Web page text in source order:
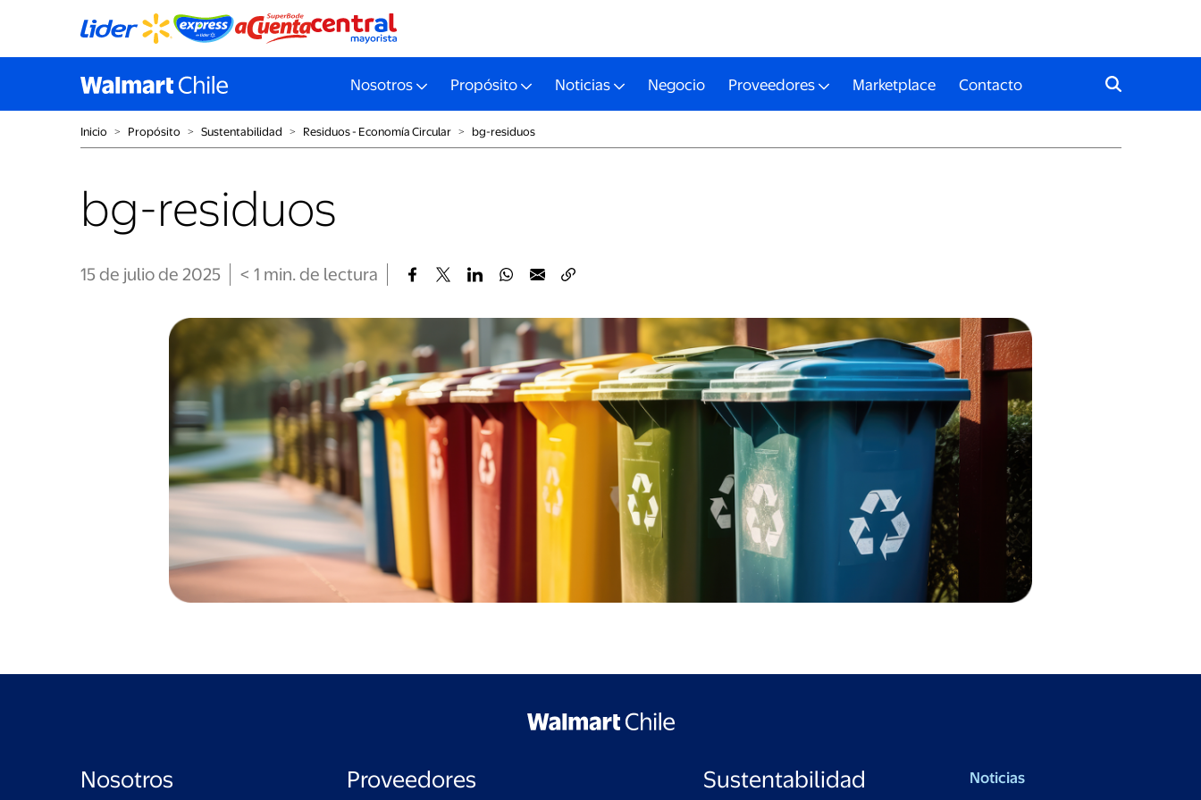
Nosotros Propósito Noticias Negocio Proveedores Marketplace Contacto
Inicio ˃ Propósito ˃ Sustentabilidad ˃ Residuos - Economía Circular ˃ bg-residuos
bg-residuos
15 de julio de 2025 < 1 min. de lectura
Nosotros Proveedores Sustentabilidad
Noticias